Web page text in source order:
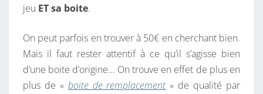
jeu ETsa boite.
On peut parfois en trouver à 50€ en cherchant bien.
Mais il faut rester attentif à ce qu’il s’agisse bien
d’une boite d’origine… On trouve en effet de plus en
plus de « boite de remplacement» de qualité par